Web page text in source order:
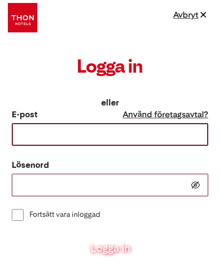
Logga in
eller
E-post
Använd företagsavtal?
Lösenord
Fortsätt vara inloggad
Logga in
Avbryt